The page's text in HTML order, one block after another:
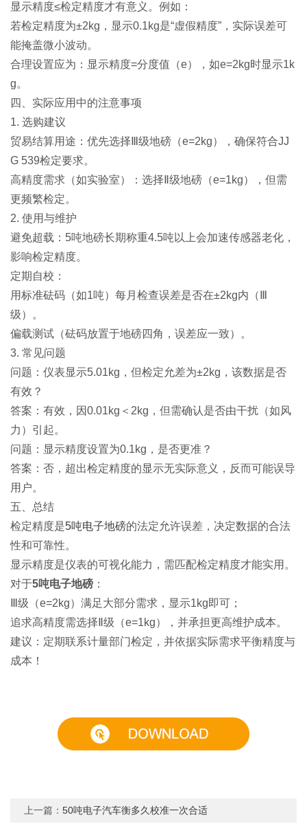
显示精度≤检定精度才有意义。例如：
若检定精度为±2kg，显示0.1kg是“虚假精度”，实际误差可
能掩盖微小波动。
合理设置应为：显示精度=分度值（e），如e=2kg时显示1k
g。
四、实际应用中的注意事项
1. 选购建议
贸易结算用途：优先选择Ⅲ级地磅（e=2kg），确保符合JJ
G 539检定要求。
高精度需求（如实验室）：选择Ⅱ级地磅（e=1kg），但需
更频繁检定。
2. 使用与维护
避免超载：5吨地磅长期称重4.5吨以上会加速传感器老化，
影响检定精度。
定期自校：
用标准砝码（如1吨）每月检查误差是否在±2kg内（Ⅲ
级）。
偏载测试（砝码放置于地磅四角，误差应一致）。
3. 常见问题
问题：仪表显示5.01kg，但检定允差为±2kg，该数据是否
有效？
答案：有效，因0.01kg＜2kg，但需确认是否由干扰（如风
力）引起。
问题：显示精度设置为0.1kg，是否更准？
答案：否，超出检定精度的显示无实际意义，反而可能误导
用户。
五、总结
检定精度是5吨电子地磅的法定允许误差，决定数据的合法
性和可靠性。
显示精度是仪表的可视化能力，需匹配检定精度才能实用。
对于5吨电子地磅 ：
Ⅲ级（e=2kg）满足大部分需求，显示1kg即可；
追求高精度需选择Ⅱ级（e=1kg），并承担更高维护成本。
建议：定期联系计量部门检定，并依据实际需求平衡精度与
成本！
上一篇：50吨电子汽车衡多久校准一次合适